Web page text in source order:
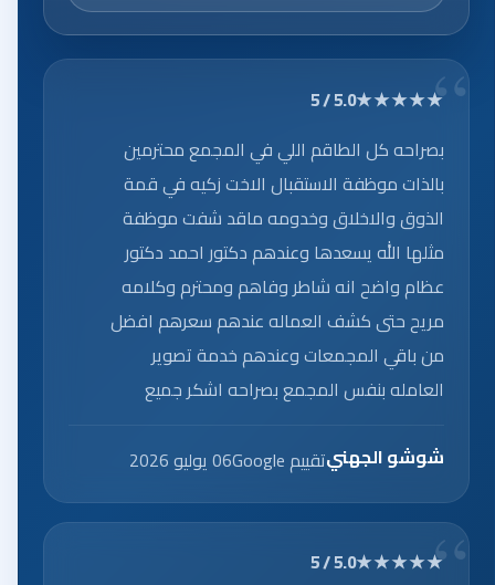
★★★★★
5.0 / 5
بصراحه كل الطاقم اللي في المجمع محترمين
بالذات موظفة الاستقبال الاخت زكيه في قمة
الذوق والاخلاق وخدومه ماقد شفت موظفة
مثلها الله يسعدها وعندهم دكتور احمد دكتور
عظام واضح انه شاطر وفاهم ومحترم وكلامه
مريح حتى كشف العماله عندهم سعرهم افضل
من باقي المجمعات وعندهم خدمة تصوير
العامله بنفس المجمع بصراحه اشكر جميع
شوشو الجهنيتقييم Google 06 يوليو 2026
★★★★★
5.0 / 5